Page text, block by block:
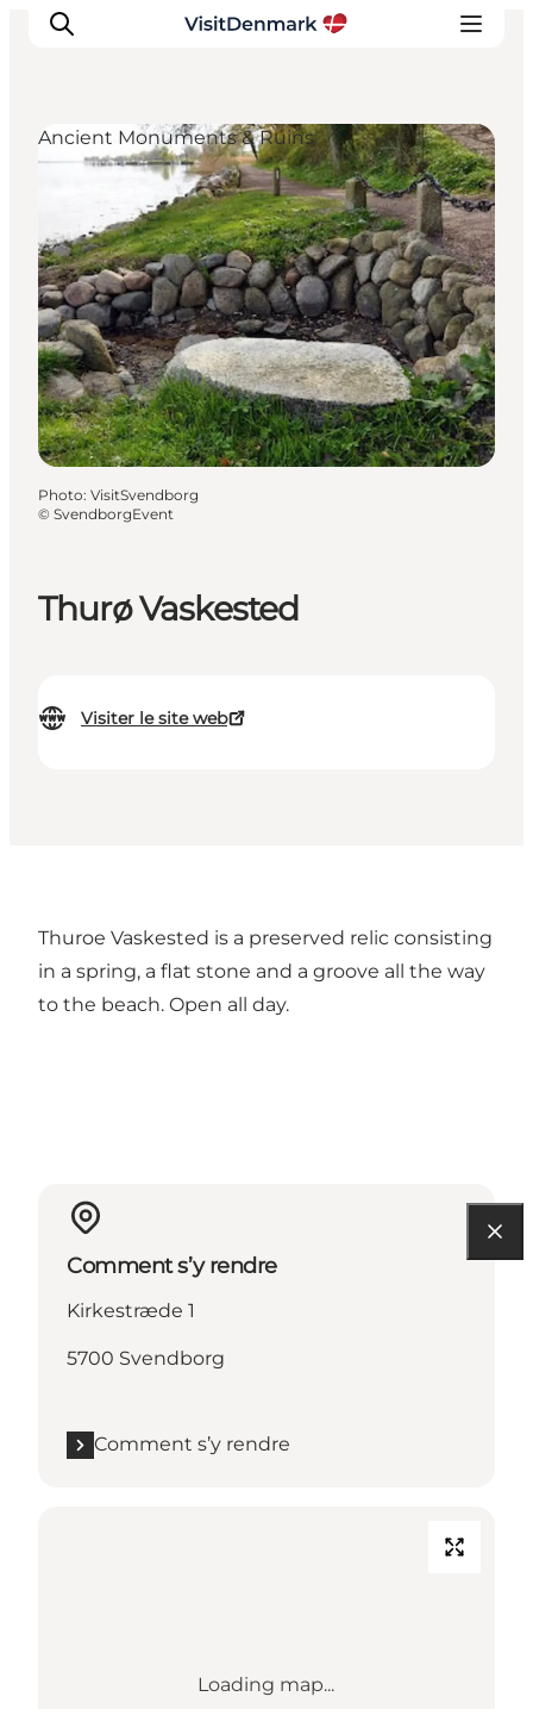
Inspirations
Destinations
Quoi faire
Hébergements
Planifiez votre voyage
Thurø Vaskested
Visiter le site web
Ancient Monuments & Ruins
Photo: VisitSvendborg
© SvendborgEvent
Thuroe Vaskested is a preserved relic consisting
in a spring, a flat stone and a groove all the way
to the beach. Open all day.
Comment s’y rendre
Kirkestræde 1
5700 Svendborg
Comment s’y rendre
Loading map...